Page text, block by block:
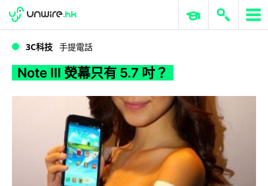
Note III 熒幕只有 5.7 吋？
WWDC 2026 ERP 與商業 AI
3C科技 手提電話
Note III 熒幕只有 5.7 吋？